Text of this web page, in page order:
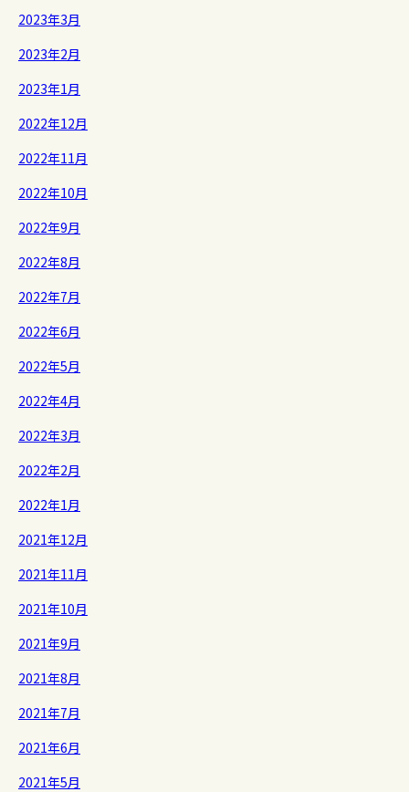
2023年3月
2023年2月
2023年1月
2022年12月
2022年11月
2022年10月
2022年9月
2022年8月
2022年7月
2022年6月
2022年5月
2022年4月
2022年3月
2022年2月
2022年1月
2021年12月
2021年11月
2021年10月
2021年9月
2021年8月
2021年7月
2021年6月
2021年5月